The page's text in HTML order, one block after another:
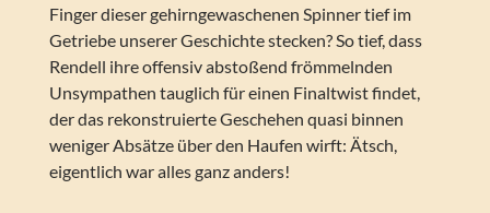
Finger dieser gehirngewaschenen Spinner tief im
Getriebe unserer Geschichte stecken? So tief, dass
Rendell ihre offensiv abstoßend frömmelnden
Unsympathen tauglich für einen Finaltwist findet,
der das rekonstruierte Geschehen quasi binnen
weniger Absätze über den Haufen wirft: Ätsch,
eigentlich war alles ganz anders!